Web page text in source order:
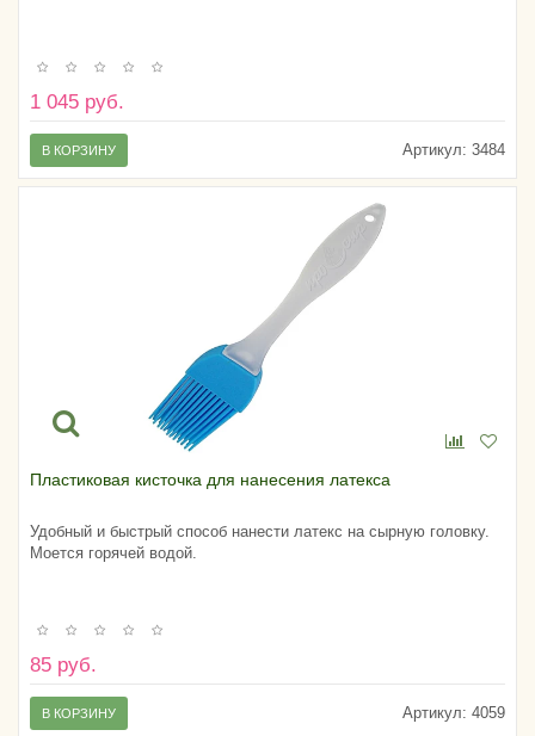
1 045 руб.
Артикул: 3484
В КОРЗИНУ
Пластиковая кисточка для нанесения латекса
Удобный и быстрый способ нанести латекс на сырную головку.
Моется горячей водой.
85 руб.
Артикул: 4059
В КОРЗИНУ